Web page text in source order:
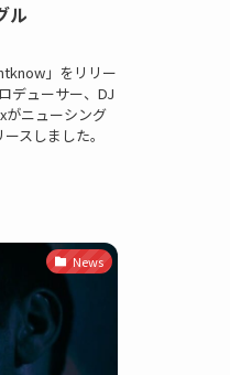
ル
」をリリー
デューサー、DJ
がニューシング
スしました。
News